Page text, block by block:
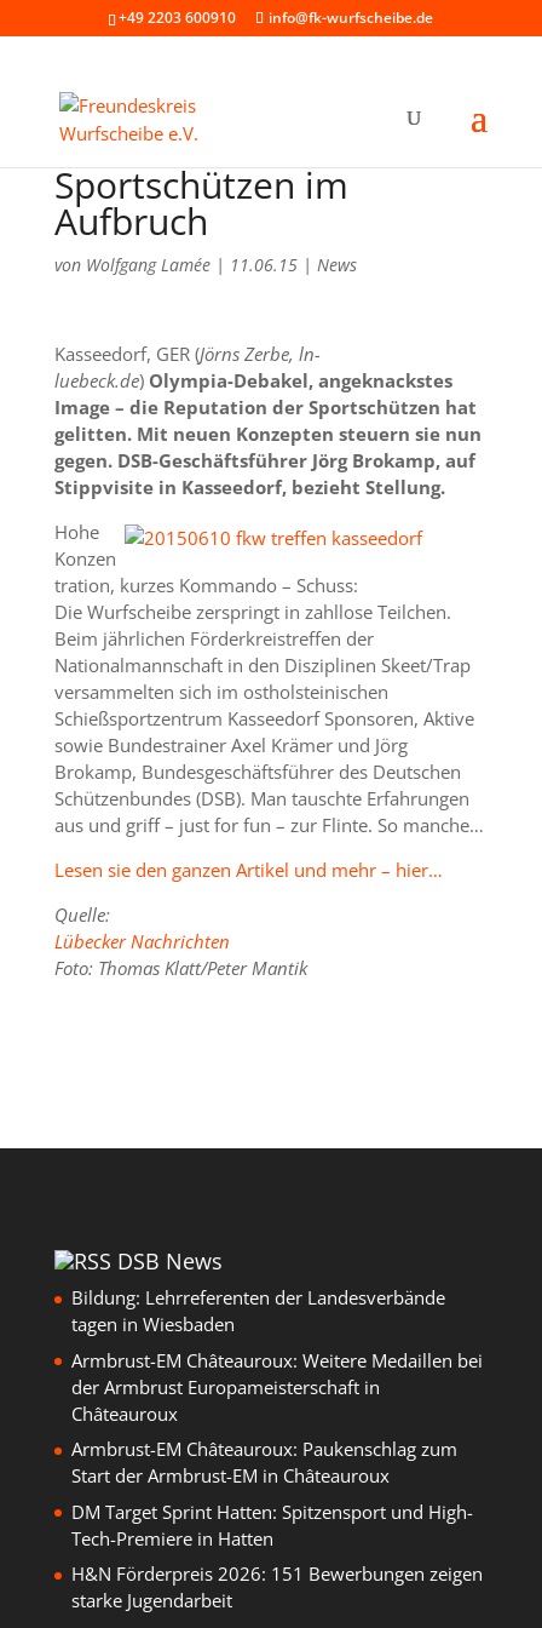
+49 2203 600910 info@fk-wurfscheibe.de
Sportschützen im
Aufbruch
von Wolfgang Lamée| 11.06.15| News
Kasseedorf, GER (Jörns Zerbe, ln-
luebeck.de) Olympia-Debakel, angeknackstes
Image – die Reputation der Sportschützen hat
gelitten. Mit neuen Konzepten steuern sie nun
gegen. DSB-Geschäftsführer Jörg Brokamp, auf
Stippvisite in Kasseedorf, bezieht Stellung.
Hohe
Konzen
tration, kurzes Kommando – Schuss:
Die Wurfscheibe zerspringt in zahllose Teilchen.
Beim jährlichen Förderkreistreffen der
Nationalmannschaft in den Disziplinen Skeet/Trap
versammelten sich im ostholsteinischen
Schießsportzentrum Kasseedorf Sponsoren, Aktive
sowie Bundestrainer Axel Krämer und Jörg
Brokamp, Bundesgeschäftsführer des Deutschen
Schützenbundes (DSB). Man tauschte Erfahrungen
aus und griff – just for fun – zur Flinte. So manche…
Lesen sie den ganzen Artikel und mehr – hier…
Quelle:
Lübecker Nachrichten
Foto: Thomas Klatt/Peter Mantik
DSB News
Bildung: Lehrreferenten der Landesverbände
tagen in Wiesbaden
Armbrust-EM Châteauroux: Weitere Medaillen bei
der Armbrust Europameisterschaft in
Châteauroux
Armbrust-EM Châteauroux: Paukenschlag zum
Start der Armbrust-EM in Châteauroux
DM Target Sprint Hatten: Spitzensport und High-
Tech-Premiere in Hatten
H&N Förderpreis 2026: 151 Bewerbungen zeigen
starke Jugendarbeit